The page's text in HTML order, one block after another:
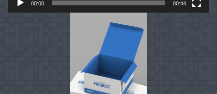
00:00 00:44